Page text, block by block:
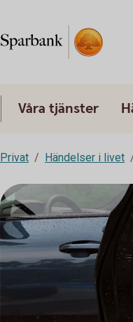
Våra tjänster
Privat Händelser i livet